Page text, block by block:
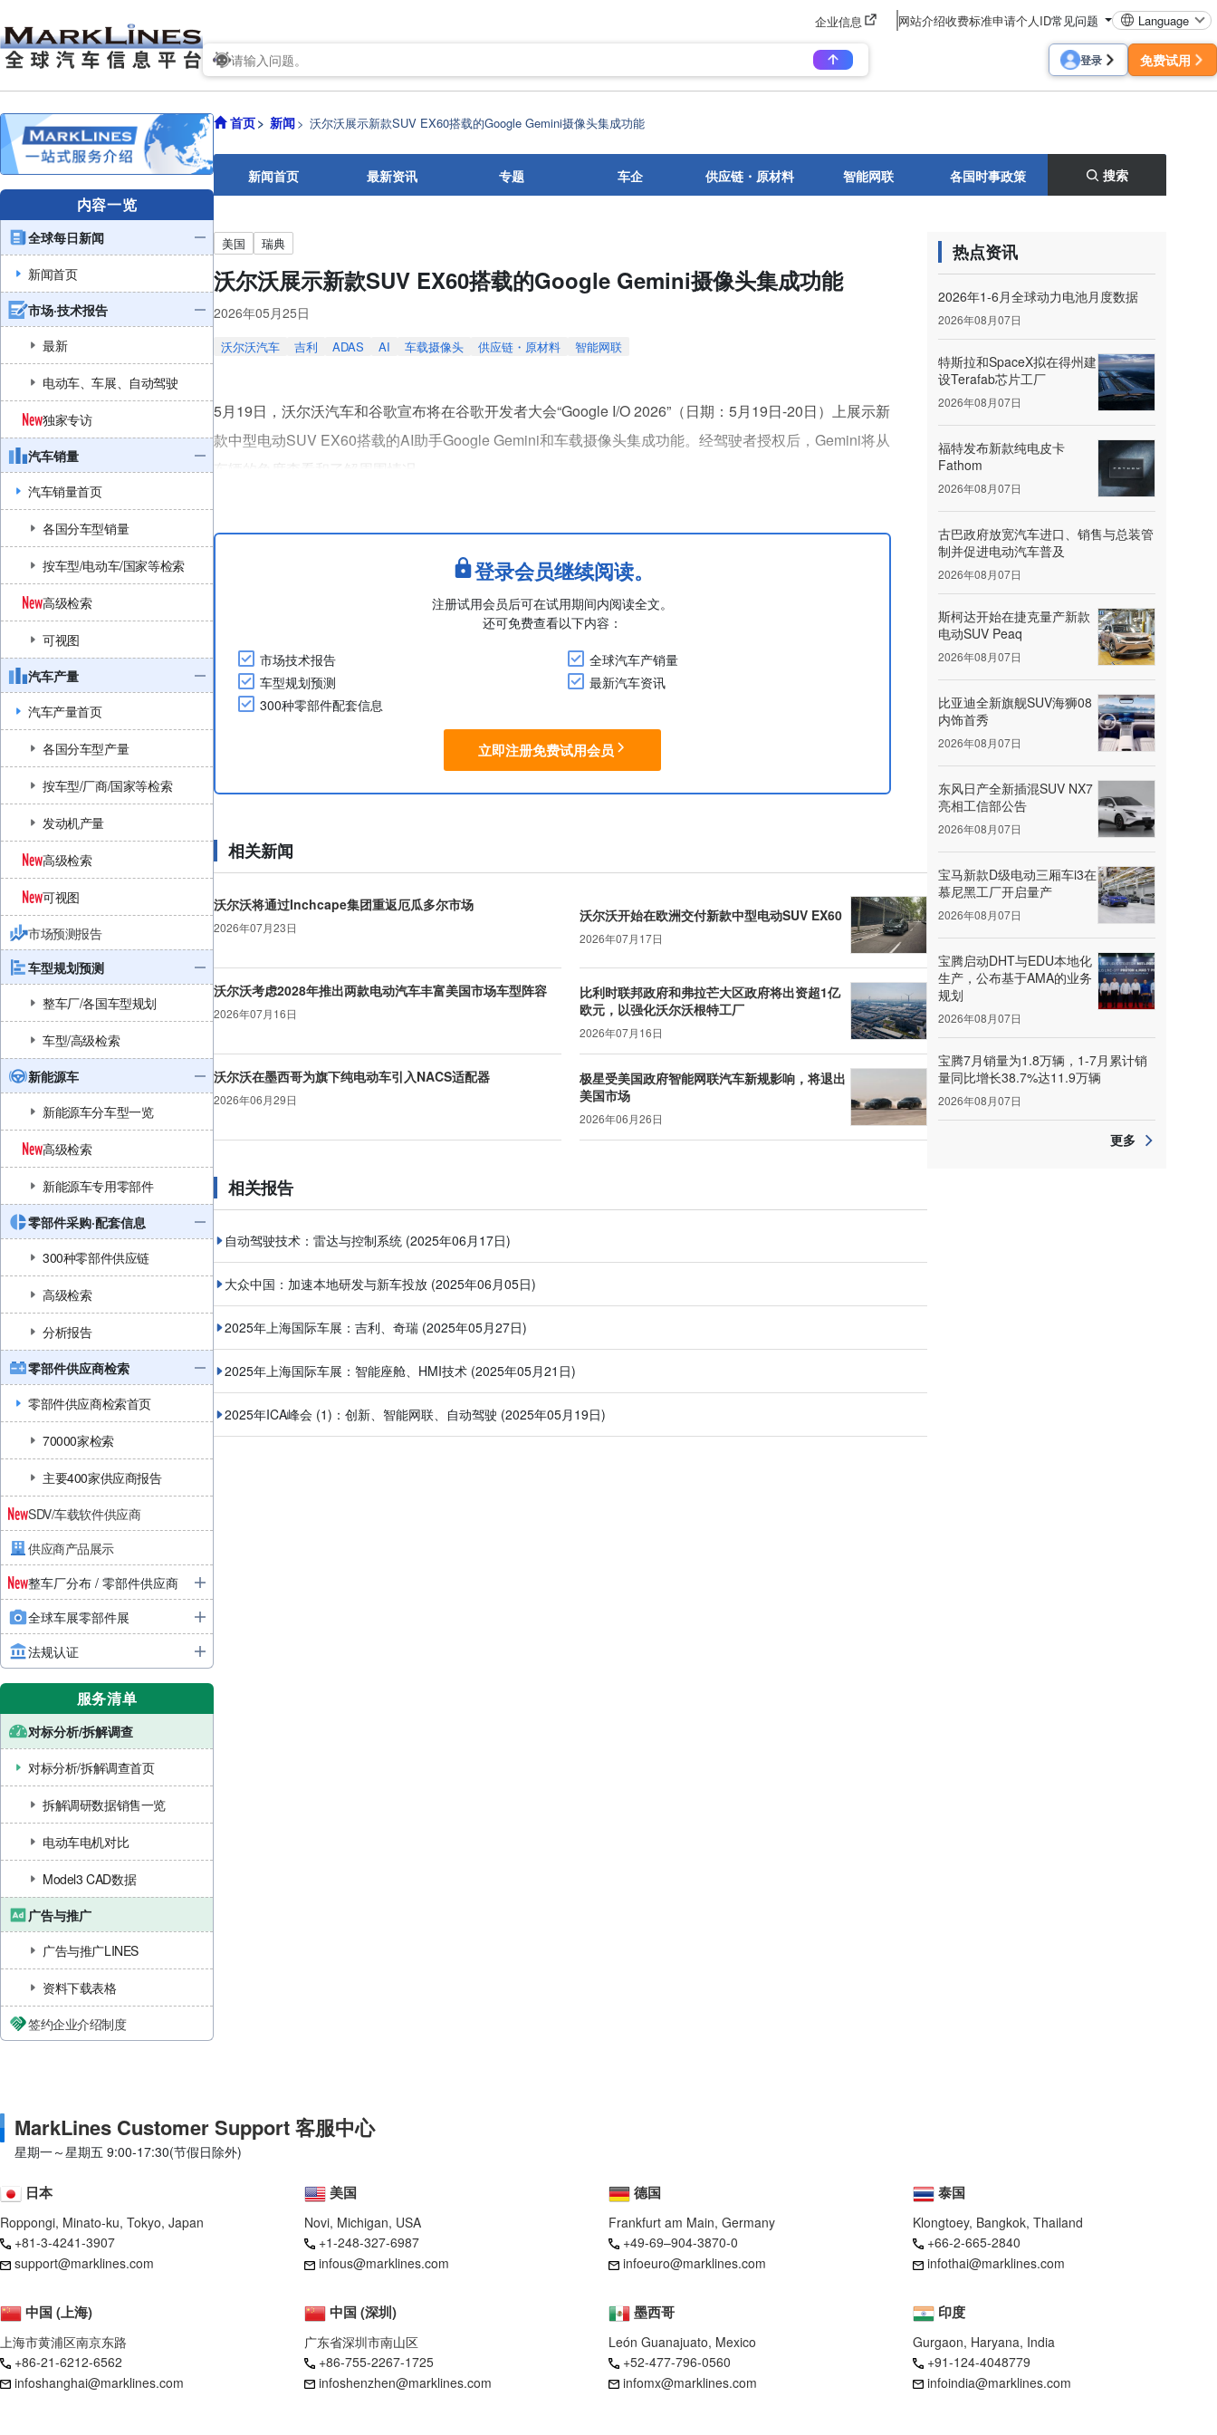
企业信息 网站介绍收费标准申请个人ID常见问题 Language
登录 免费试用
内容一览
全球每日新闻
新闻首页
市场·技术报告
最新
电动车、车展、自动驾驶
独家专访
汽车销量
汽车销量首页
各国分车型销量
按车型/电动车/国家等检索
高级检索
可视图
汽车产量
汽车产量首页
各国分车型产量
按车型/厂商/国家等检索
发动机产量
高级检索
可视图
市场预测报告
车型规划预测
整车厂/各国车型规划
车型/高级检索
新能源车
新能源车分车型一览
高级检索
新能源车专用零部件
零部件采购·配套信息
300种零部件供应链
高级检索
分析报告
零部件供应商检索
零部件供应商检索首页
70000家检索
主要400家供应商报告
SDV/车载软件供应商
供应商产品展示
整车厂分布 / 零部件供应商
全球车展零部件展
法规认证
服务清单
对标分析/拆解调查
对标分析/拆解调查首页
拆解调研数据销售一览
电动车电机对比
Model3 CAD数据
广告与推广
广告与推广LINES
资料下载表格
签约企业介绍制度
首页 新闻 沃尔沃展示新款SUV EX60搭载的Google Gemini摄像头集成功能
新闻首页 最新资讯 专题 车企 供应链・原材料 智能网联 各国时事政策 搜索
美国 瑞典
沃尔沃展示新款SUV EX60搭载的Google Gemini摄像头集成功能
2026年05月25日
沃尔沃汽车 吉利 ADAS AI 车载摄像头 供应链・原材料 智能网联
5月19日，沃尔沃汽车和谷歌宣布将在谷歌开发者大会“Google I/O 2026”（日期：5月19日-20日）上展示新
款中型电动SUV EX60搭载的AI助手Google Gemini和车载摄像头集成功能。经驾驶者授权后，Gemini将从
车辆的角度查看和了解周围情况。
登录会员继续阅读。
注册试用会员后可在试用期间内阅读全文。
还可免费查看以下内容：
市场技术报告
全球汽车产销量
车型规划预测
最新汽车资讯
300种零部件配套信息
立即注册免费试用会员
相关新闻
沃尔沃将通过Inchcape集团重返厄瓜多尔市场
2026年07月23日
沃尔沃开始在欧洲交付新款中型电动SUV EX60
2026年07月17日
沃尔沃考虑2028年推出两款电动汽车丰富美国市场车型阵容
2026年07月16日
比利时联邦政府和弗拉芒大区政府将出资超1亿
欧元，以强化沃尔沃根特工厂
2026年07月16日
沃尔沃在墨西哥为旗下纯电动车引入NACS适配器
2026年06月29日
极星受美国政府智能网联汽车新规影响，将退出
美国市场
2026年06月26日
相关报告
自动驾驶技术：雷达与控制系统 (2025年06月17日)
大众中国：加速本地研发与新车投放 (2025年06月05日)
2025年上海国际车展：吉利、奇瑞 (2025年05月27日)
2025年上海国际车展：智能座舱、HMI技术 (2025年05月21日)
2025年ICA峰会 (1)：创新、智能网联、自动驾驶 (2025年05月19日)
热点资讯
2026年1-6月全球动力电池月度数据
2026年08月07日
特斯拉和SpaceX拟在得州建
设Terafab芯片工厂
2026年08月07日
福特发布新款纯电皮卡
Fathom
2026年08月07日
古巴政府放宽汽车进口、销售与总装管
制并促进电动汽车普及
2026年08月07日
斯柯达开始在捷克量产新款
电动SUV Peaq
2026年08月07日
比亚迪全新旗舰SUV海狮08
内饰首秀
2026年08月07日
东风日产全新插混SUV NX7
亮相工信部公告
2026年08月07日
宝马新款D级电动三厢车i3在
慕尼黑工厂开启量产
2026年08月07日
宝腾启动DHT与EDU本地化
生产，公布基于AMA的业务
规划
2026年08月07日
宝腾7月销量为1.8万辆，1-7月累计销
量同比增长38.7%达11.9万辆
2026年08月07日
更多
MarkLines Customer Support 客服中心
星期一～星期五 9:00-17:30(节假日除外)
日本
Roppongi, Minato-ku, Tokyo, Japan
+81-3-4241-3907
support@marklines.com
美国
Novi, Michigan, USA
+1-248-327-6987
infous@marklines.com
墨西哥
León Guanajuato, Mexico
+52-477-796-0560
infomx@marklines.com
德国
Frankfurt am Main, Germany
+49-69–904-3870-0
infoeuro@marklines.com
中国 (上海)
上海市黄浦区南京东路
+86-21-6212-6562
infoshanghai@marklines.com
中国 (深圳)
广东省深圳市南山区
+86-755-2267-1725
infoshenzhen@marklines.com
泰国
Klongtoey, Bangkok, Thailand
+66-2-665-2840
infothai@marklines.com
印度
Gurgaon, Haryana, India
+91-124-4048779
infoindia@marklines.com